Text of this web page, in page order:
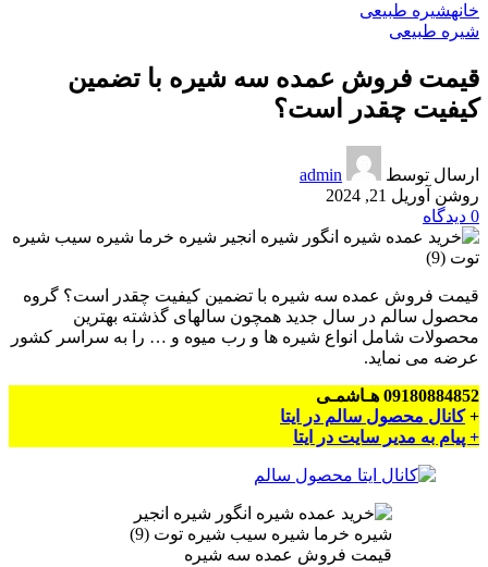
خانهشیره طبیعی
شیره طبیعی
قیمت فروش عمده سه شیره با تضمین
کیفیت چقدر است؟
ارسال توسط
admin
روشن آوریل 21, 2024
0 دیدگاه
قیمت فروش عمده سه شیره با تضمین کیفیت چقدر است؟ گروه
محصول سالم در سال جدید همچون سالهای گذشته بهترین
محصولات شامل انواع شیره ها و رب میوه و … را به سراسر کشور
عرضه می نماید.
09180884852 هـاشمـی
+کانال محصول سالم در ایتا
+ پیام به مدیر سایت در ایتا
قیمت فروش عمده سه شیره